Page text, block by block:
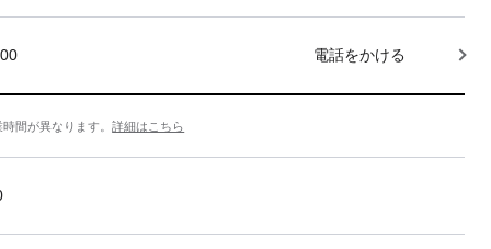
電話をかける
間が異なります。詳細はこちら